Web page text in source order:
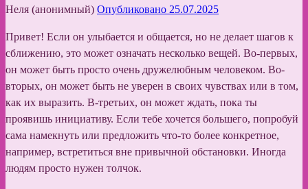
Неля (анонимный) Опубликовано 25.07.2025
Привет! Если он улыбается и общается, но не делает шагов к
сближению, это может означать несколько вещей. Во-первых,
он может быть просто очень дружелюбным человеком. Во-
вторых, он может быть не уверен в своих чувствах или в том,
как их выразить. В-третьих, он может ждать, пока ты
проявишь инициативу. Если тебе хочется большего, попробуй
сама намекнуть или предложить что-то более конкретное,
например, встретиться вне привычной обстановки. Иногда
людям просто нужен толчок.